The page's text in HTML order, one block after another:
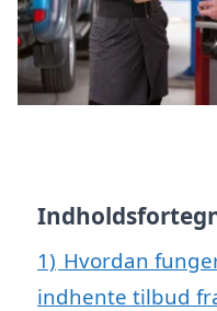
1) Hvordan
indhente tilbud